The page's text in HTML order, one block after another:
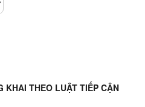
KHAI THEO LUẬT TIẾP CẬN